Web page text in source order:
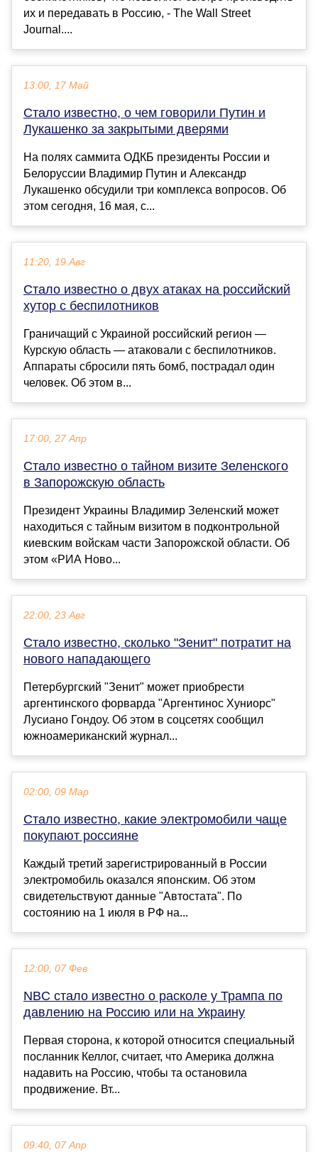
их и передавать в Россию, - The Wall Street
Journal....
13:00, 17 Май
Стало известно, о чем говорили Путин и
Лукашенко за закрытыми дверями
На полях саммита ОДКБ президенты России и
Белоруссии Владимир Путин и Александр
Лукашенко обсудили три комплекса вопросов. Об
этом сегодня, 16 мая, с...
11:20, 19 Авг
Стало известно о двух атаках на российский
хутор с беспилотников
Граничащий с Украиной российский регион —
Курскую область — атаковали с беспилотников.
Аппараты сбросили пять бомб, пострадал один
человек. Об этом в...
17:00, 27 Апр
Стало известно о тайном визите Зеленского
в Запорожскую область
Президент Украины Владимир Зеленский может
находиться с тайным визитом в подконтрольной
киевским войскам части Запорожской области. Об
этом «РИА Ново...
22:00, 23 Авг
Стало известно, сколько "Зенит" потратит на
нового нападающего
Петербургский "Зенит" может приобрести
аргентинского форварда "Аргентинос Хуниорс"
Лусиано Гондоу. Об этом в соцсетях сообщил
южноамериканский журнал...
02:00, 09 Мар
Стало известно, какие электромобили чаще
покупают россияне
Каждый третий зарегистрированный в России
электромобиль оказался японским. Об этом
свидетельствуют данные "Автостата". По
состоянию на 1 июля в РФ на...
12:00, 07 Фев
NBC стало известно о расколе у Трампа по
давлению на Россию или на Украину
Первая сторона, к которой относится специальный
посланник Келлог, считает, что Америка должна
надавить на Россию, чтобы та остановила
продвижение. Вт...
09:40, 07 Апр